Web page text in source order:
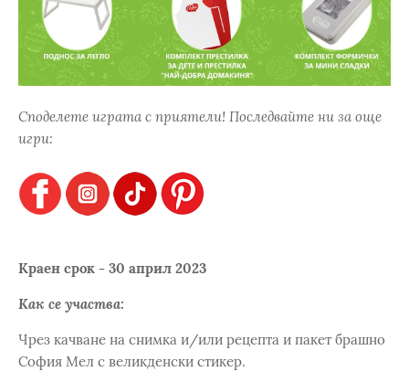
Споделете играта с приятели! Последвайте ни за още
игри:
Краен срок - 30 април 2023
Как се участва:
Чрез качване на снимка и/или рецепта и пакет брашно
София Мел с великденски стикер.